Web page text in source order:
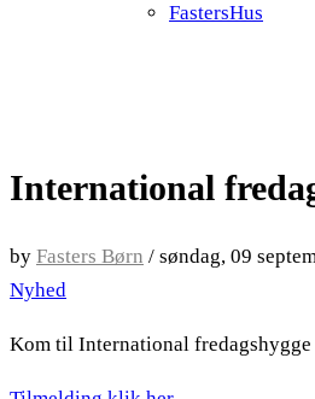
FastersHus
International
by Fasters Børn / søndag, 09
Nyhed
Kom til International